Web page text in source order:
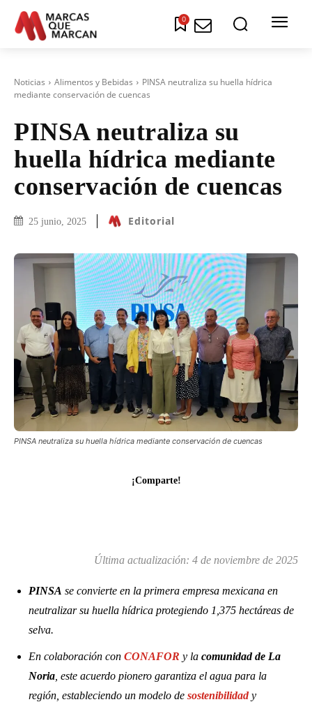
0
Noticias Alimentos y Bebidas
PINSA neutraliza su huella hídrica
mediante conservación de cuencas
PINSA neutraliza su
huella hídrica mediante
conservación de cuencas
25 junio, 2025 Editorial
PINSA neutraliza su huella hídrica mediante conservación de cuencas
¡Comparte!
Última actualización: 4 de noviembre de 2025
PINSA se convierte en la primera empresa mexicana en
neutralizar su huella hídrica protegiendo 1,375 hectáreas de
selva.
En colaboración con CONAFOR y la comunidad de La
Noria , este acuerdo pionero garantiza el agua para la
región, estableciendo un modelo de sostenibilidady